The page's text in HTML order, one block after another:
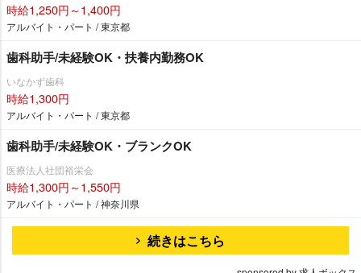
時給1,250円～1,400円
アルバイト・パート / 東京都
歯科助手/未経験OK・扶養内勤務OK
いなかず歯科
時給1,300円
アルバイト・パート / 東京都
歯科助手/未経験OK・ブランクOK
医療法人社団裕栄会
時給1,300円～1,550円
アルバイト・パート / 神奈川県
続きはこちら